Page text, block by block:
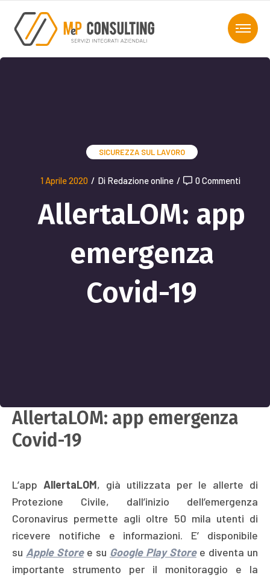
SICUREZZA SUL LAVORO
1 Aprile 2020 / Di Redazione online / 0 Commenti
AllertaLOM: app
emergenza
Covid-19
AllertaLOM: app emergenza
Covid-19
L’app AllertaLOM, già utilizzata per le allerte di
Protezione Civile, dall’inizio dell’emergenza
Coronavirus permette agli oltre 50 mila utenti di
ricevere notifiche e informazioni. E’ disponibile
su Apple Storee su Google Play Storee diventa un
importante strumento per il monitoraggio e la